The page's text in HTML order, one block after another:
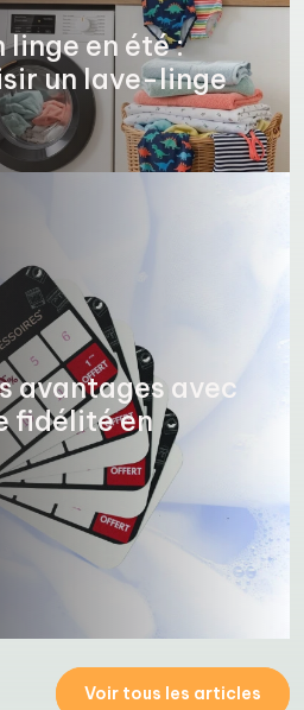
linge en été :
un lave-linge
avantages avec
fidélité en
Voir tous les articles